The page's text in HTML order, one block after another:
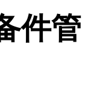
件管